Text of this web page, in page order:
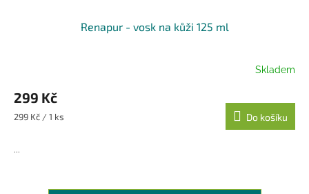
Renapur - vosk na kůži 125 ml
Skladem
299 Kč
Měrná
299 Kč / 1 ks Do košíku
...